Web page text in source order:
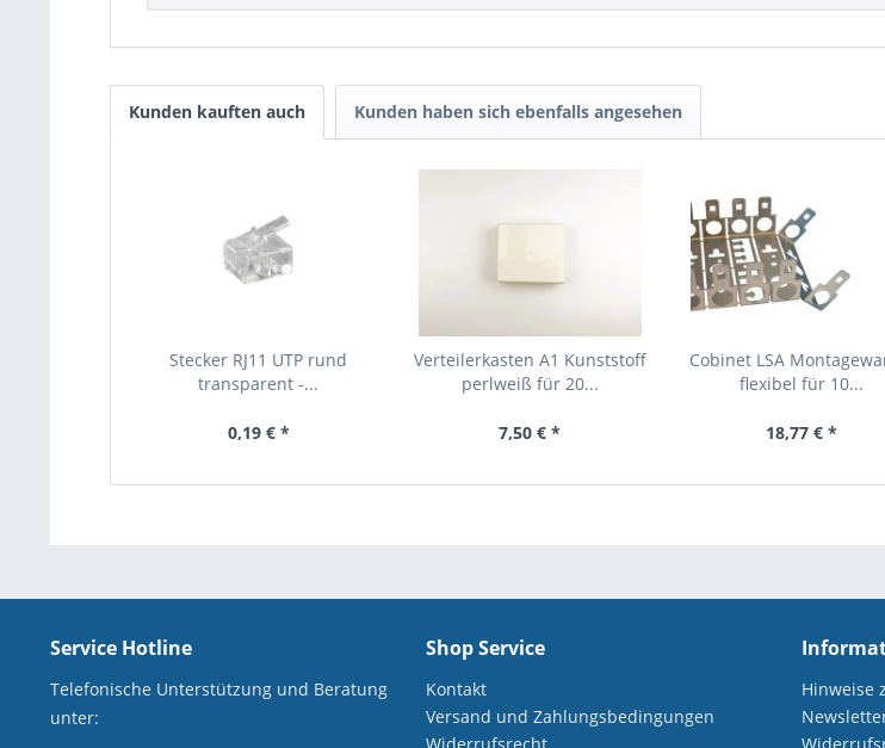
Kunden kauften auch Kunden haben sich ebenfalls angesehen
Stecker RJ11 UTP rund
transparent -...
0,19 € *
Verteilerkasten A1 Kunststoff
perlweiß für 20...
7,50 € *
Cobinet LSA
flexibel für 10...
18,77 € *
Service Hotline
Telefonische Unterstützung und Beratung
unter:
Shop Service
Kontakt
Versand und Zahlungsbedingungen
Hinweise